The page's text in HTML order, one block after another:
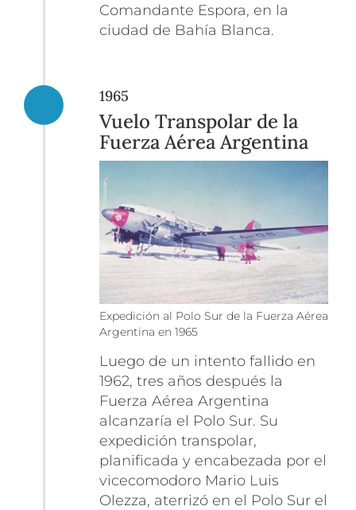
Comandante Espora, en la
ciudad de Bahía Blanca.
1965
Vuelo Transpolar de la
Fuerza Aérea Argentina
Expedición al Polo Sur de la Fuerza Aérea
Argentina en 1965
Luego de un intento fallido en
1962, tres años después la
Fuerza Aérea Argentina
alcanzaría el Polo Sur. Su
expedición transpolar,
planificada y encabezada por el
vicecomodoro Mario Luis
Olezza, aterrizó en el Polo Sur el